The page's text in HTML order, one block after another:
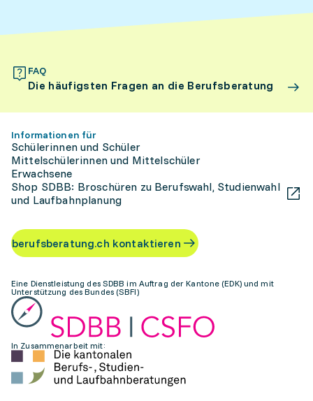
FAQ
Die häufigsten Fragen an die Berufsberatung
Informationen für
Schülerinnen und Schüler
Mittelschülerinnen und Mittelschüler
Erwachsene
Shop SDBB: Broschüren zu Berufswahl, Studienwahl
und Laufbahnplanung
berufsberatung.ch kontaktieren
Eine Dienstleistung des SDBB im Auftrag der Kantone (EDK) und mit
Unterstützung des Bundes (SBFI)
In Zusammenarbeit mit: